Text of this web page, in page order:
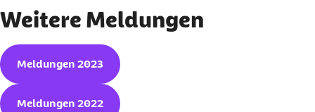
Weitere Meldungen
Meldungen 2023
Meldungen 2022